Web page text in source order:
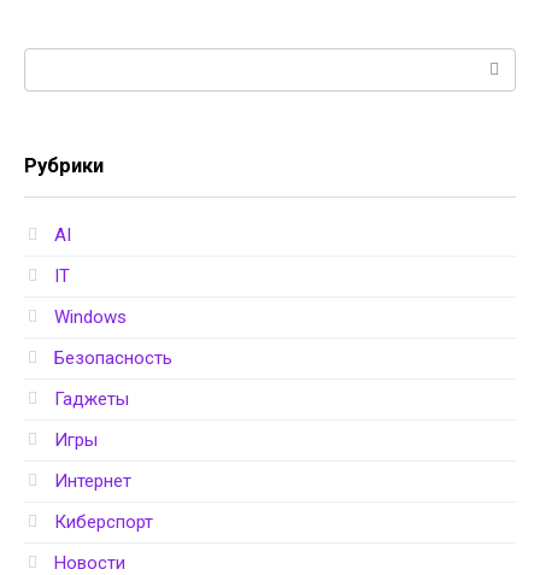
Рубрики
AI
IT
Windows
Безопасность
Гаджеты
Игры
Интернет
Киберспорт
Новости